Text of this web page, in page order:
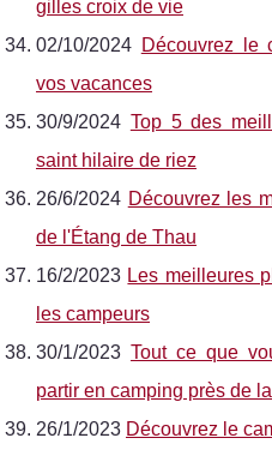
gilles croix de vie
02/10/2024 Découvrez le
vos vacances
30/9/2024 Top 5 des
saint hilaire de riez
26/6/2024 Découvrez les
de l'Étang de Thau
16/2/2023 Les meilleures
les campeurs
30/1/2023 Tout ce que
partir en camping près de
26/1/2023 Découvrez le